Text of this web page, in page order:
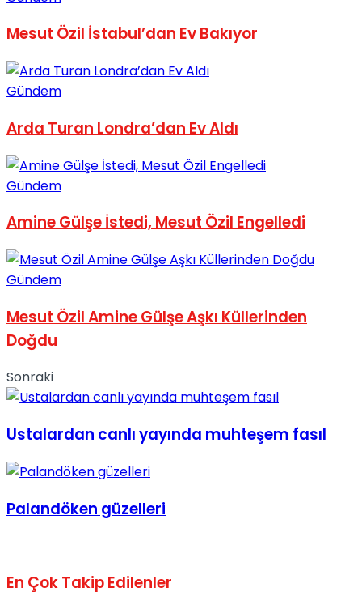
No Result
View All Result
Mesut Özil İstabul’dan Ev Bakıyor
Gündem
Arda Turan Londra’dan Ev Aldı
Gündem
Amine Gülşe İstedi, Mesut Özil Engelledi
Gündem
Mesut Özil Amine Gülşe Aşkı Küllerinden
Doğdu
Sonraki
Ustalardan canlı yayında muhteşem fasıl
Palandöken güzelleri
En Çok Takip Edilenler